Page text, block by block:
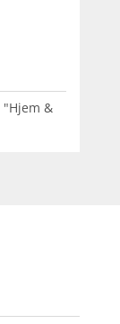
"Hjem &